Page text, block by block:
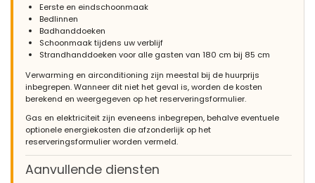
Eerste en eindschoonmaak
Bedlinnen
Badhanddoeken
Schoonmaak tijdens uw verblijf
Strandhanddoeken voor alle gasten van 180 cm bij 85 cm
Verwarming en airconditioning zijn meestal bij de huurprijs
inbegrepen. Wanneer dit niet het geval is, worden de kosten
berekend en weergegeven op het reserveringsformulier.
Gas en elektriciteit zijn eveneens inbegrepen, behalve eventuele
optionele energiekosten die afzonderlijk op het
reserveringsformulier worden vermeld.
Aanvullende diensten